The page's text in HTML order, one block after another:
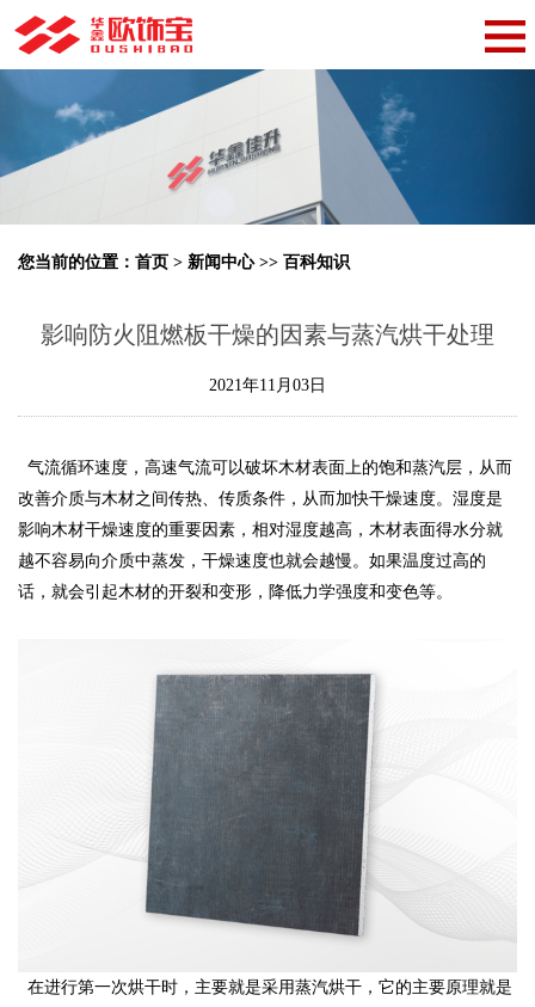
您当前的位置： 首页 > 新闻中心>> 百科知识
影响防火阻燃板干燥的因素与蒸汽烘干处理
2021年11月03日
气流循环速度，高速气流可以破坏木材表面上的饱和蒸汽层，从而
改善介质与木材之间传热、传质条件，从而加快干燥速度。湿度是
影响木材干燥速度的重要因素，相对湿度越高，木材表面得水分就
越不容易向介质中蒸发，干燥速度也就会越慢。如果温度过高的
话，就会引起木材的开裂和变形，降低力学强度和变色等。
在进行第一次烘干时，主要就是采用蒸汽烘干，它的主要原理就是